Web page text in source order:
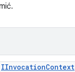
IInvocationContext